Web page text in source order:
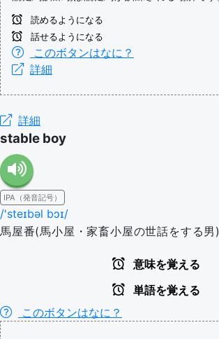
読めるようになる
話せるようになる
このボタンはなに？
詳細
詳細
stable boy
IPA（発音記号）
/'steɪbəl bɔɪ/
馬屋番(馬小屋・家畜小屋の世話をする男)
意味を覚える
単語を覚える
このボタンはなに？